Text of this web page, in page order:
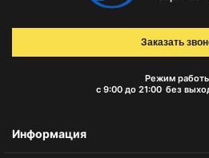
Режим
с 9:00 до 21:00 без
Заказать
Информация